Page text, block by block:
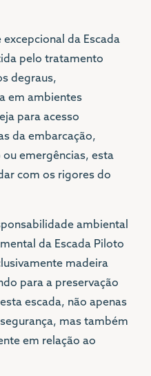
da Escada
pelo tratamento
degraus,
em ambientes
para acesso
da embarcação,
emergências, esta
com os rigores do
ambiental
da Escada Piloto
madeira
para a preservação
escada, não apenas
mas também
em relação ao